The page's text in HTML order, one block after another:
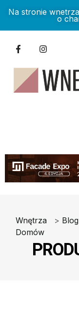
Na stronie
o
Wnętrza
Domów
> Blog